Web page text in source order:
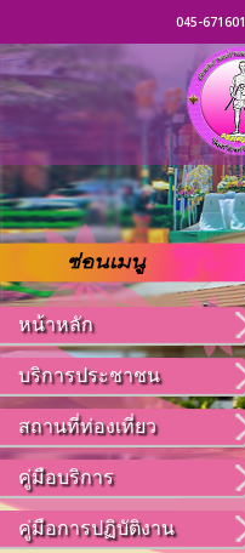
045-671601
หน้าหลัก
บริการประชาชน
สถานที่ท่องเที่ยว
คู่มือบริการ
คู่มือการปฏิบัติงาน